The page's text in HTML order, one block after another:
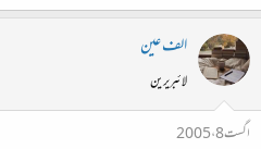
الف عین
لائبریرین
اگست 8، 2005